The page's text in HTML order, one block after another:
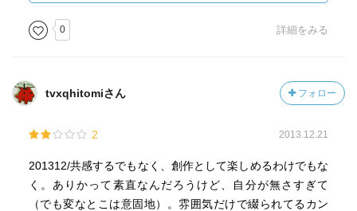
要所要所でグッとくる深い台詞などもあり、
好きな漫画でした。
「本人が自分を許せない限り終わんないんだよ」
とかめっちゃもっとも、納得感ある！
本当働く妙齢女性アーメンて感じでした。
面白かったです。頑張ろう。
0 詳細をみる
tvxqhitomiさん フォロー
2 2013.12.21
201312/共感するでもなく、創作として楽しめるわけでもな
く。ありかって素直なんだろうけど、自分が無さすぎて
（でも変なとこは意固地）。雰囲気だけで綴られてるカン